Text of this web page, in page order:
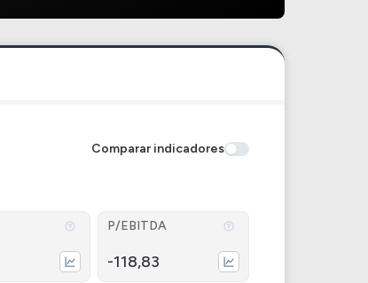
Comparar indicadores
P/EBITDA
-118,83